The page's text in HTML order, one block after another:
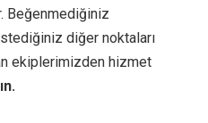
Beğenmediğiniz
diğer noktaları
ekiplerimizden hizmet